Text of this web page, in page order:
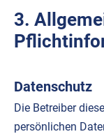
3.
Datenschutz
Die Betreiber
persönlichen